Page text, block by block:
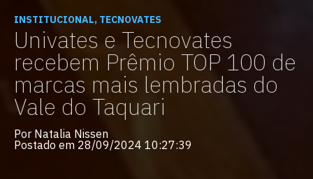
INSTITUCIONAL, TECNOVATES
Univates e Tecnovates
recebem Prêmio TOP 100 de
marcas mais lembradas do
Vale do Taquari
Por Natalia Nissen
Postado em 28/09/2024 10:27:39